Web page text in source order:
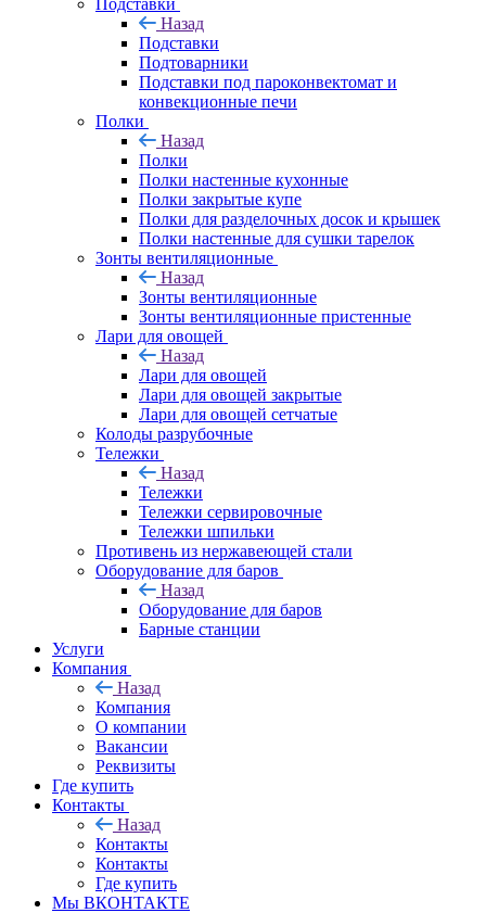
Подставки
Назад
Подставки
Подтоварники
Подставки под пароконвектомат и
конвекционные печи
Полки
Назад
Полки
Полки настенные кухонные
Полки закрытые купе
Полки для разделочных досок и крышек
Полки настенные для сушки тарелок
Зонты вентиляционные
Назад
Зонты вентиляционные
Зонты вентиляционные пристенные
Лари для овощей
Назад
Лари для овощей
Лари для овощей закрытые
Лари для овощей сетчатые
Колоды разрубочные
Тележки
Назад
Тележки
Тележки сервировочные
Тележки шпильки
Противень из нержавеющей стали
Оборудование для баров
Назад
Оборудование для баров
Барные станции
Услуги
Компания
Назад
Компания
О компании
Вакансии
Реквизиты
Где купить
Контакты
Назад
Контакты
Контакты
Где купить
Мы ВКОНТАКТЕ